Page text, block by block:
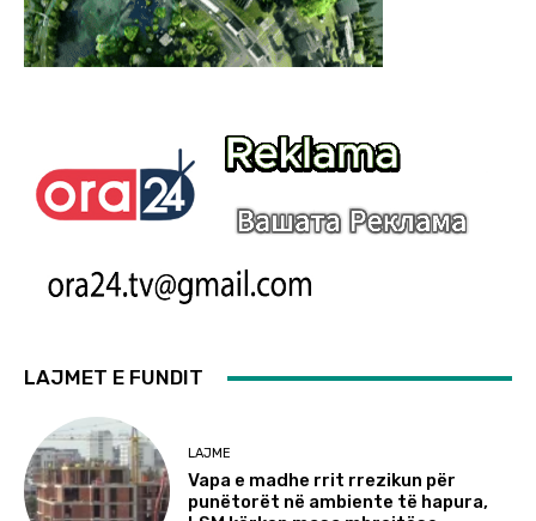
LAJMET E FUNDIT
LAJME
Vapa e madhe rrit rrezikun për
punëtorët në ambiente të hapura,